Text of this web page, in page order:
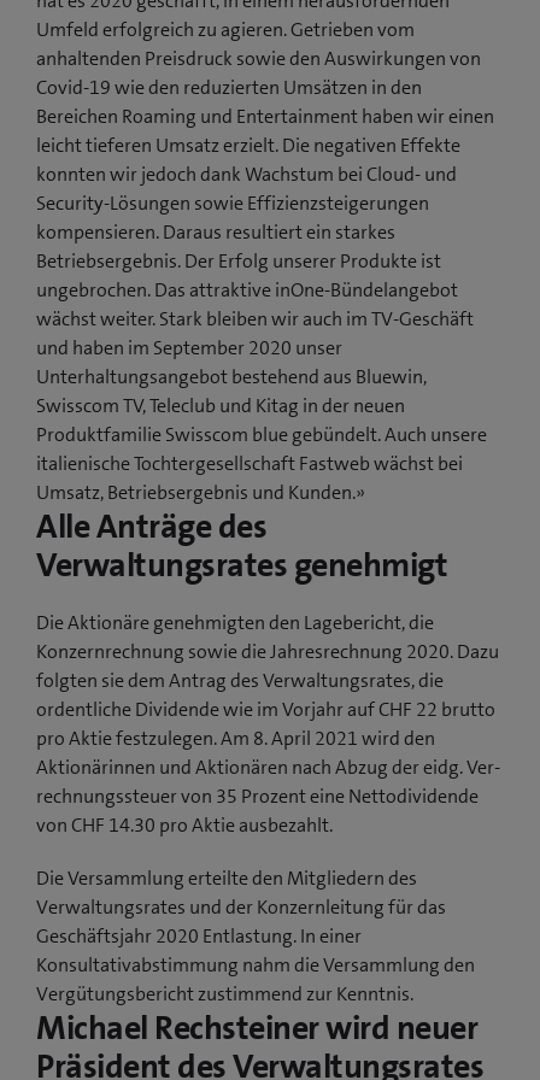
Umfeld erfolgreich zu agieren. Getrieben vom
anhaltenden Preisdruck sowie den Auswirkungen von
Covid-19 wie den reduzierten Umsätzen in den
Bereichen Roaming und Entertainment haben wir einen
leicht tieferen Umsatz erzielt. Die negativen Effekte
konnten wir jedoch dank Wachstum bei Cloud- und
Security-Lösungen sowie Effizienzsteigerungen
kompensieren. Daraus resultiert ein starkes
Betriebsergebnis. Der Erfolg unserer Produkte ist
ungebrochen. Das attraktive inOne-Bündelangebot
wächst weiter. Stark bleiben wir auch im TV-Geschäft
und haben im September 2020 unser
Unterhaltungsangebot bestehend aus Bluewin,
Swisscom TV, Teleclub und Kitag in der neuen
Produktfamilie Swisscom blue gebündelt. Auch unsere
italienische Tochtergesellschaft Fastweb wächst bei
Umsatz, Betriebsergebnis und Kunden.»
Alle Anträge des
Verwaltungsrates genehmigt
Die Aktionäre genehmigten den Lagebericht, die
Konzernrechnung sowie die Jahresrechnung 2020. Dazu
folgten sie dem Antrag des Verwaltungsrates, die
ordentliche Dividende wie im Vorjahr auf CHF 22 brutto
pro Aktie festzulegen. Am 8. April 2021 wird den
Aktionär­innen und Aktionären nach Abzug der eidg. Ver­
rechnungs­steuer von 35 Prozent eine Nettodividende
von CHF 14.30 pro Aktie ausbezahlt.
Die Versammlung erteilte den Mitgliedern des
Verwaltungsrates und der Konzernleitung für das
Geschäftsjahr 2020 Entlastung. In einer
Konsultativabstimmung nahm die Versammlung den
Vergütungsbericht zustimmend zur Kenntnis.
Michael Rechsteiner wird neuer
Präsident des Verwaltungsrates